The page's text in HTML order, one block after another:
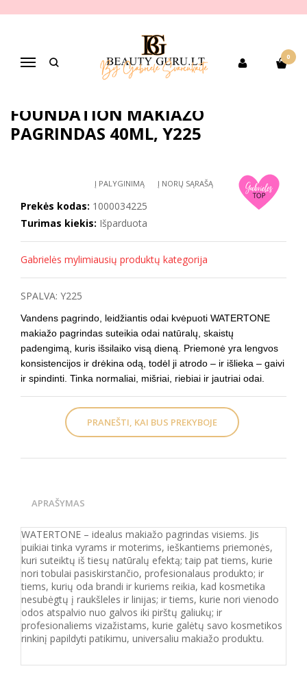
Navigacija
0
Pagrindinis PREKIŲ KATEGORIJOS
Dekoratyvinė kosmetika
Make Up For Ever Watertone Foundation Makiažo pagrindas 40ml,
Y225
FOUNDATION MAKIAŽO
PAGRINDAS 40ML, Y225
Į PALYGINIMĄ Į NORŲ SĄRAŠĄ
Prekės kodas: 1000034225
Turimas kiekis: Išparduota
Gabrielės mylimiausių produktų kategorija
SPALVA: Y225
Vandens pagrindo, leidžiantis odai kvėpuoti WATERTONE
makiažo pagrindas suteikia odai natūralų, skaistų
padengimą, kuris išsilaiko visą dieną. Priemonė yra lengvos
konsistencijos ir drėkina odą, todėl ji atrodo – ir išlieka – gaivi
ir spindinti. Tinka normaliai, mišriai, riebiai ir jautriai odai.
PRANEŠTI, KAI BUS PREKYBOJE
APRAŠYMAS
WATERTONE – idealus makiažo pagrindas visiems. Jis
puikiai tinka vyrams ir moterims, ieškantiems priemonės,
kuri suteiktų iš tiesų natūralų efektą; taip pat tiems, kurie
nori tobulai pasiskirstančio, profesionalaus produkto; ir
tiems, kurių oda brandi ir kuriems reikia, kad kosmetika
nesubėgtų į raukšleles ir linijas; ir tiems, kurie nori vienodo
odos atspalvio nuo galvos iki pirštų galiukų; ir
profesionaliems vizažistams, kurie galėtų savo kosmetikos
rinkinį papildyti patikimu, universaliu makiažo produktu.